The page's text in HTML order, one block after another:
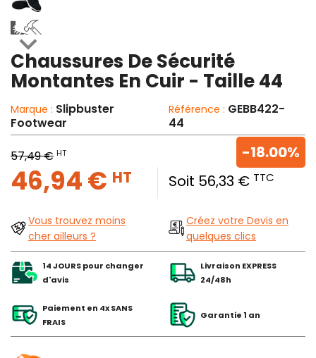

Chaussures De Sécurité
Montantes En Cuir - Taille 44
Marque : Slipbuster
Footwear
Référence : GEBB422-
44
57,49 € HT
46,94 € HT Soit 56,33 € TTC
-18.00%
Vous trouvez moins
cher ailleurs ?
Créez votre Devis en
quelques clics
14 JOURS pour changer
d'avis
Livraison EXPRESS
24/48h
Paiement en 4x SANS
FRAIS
Garantie 1 an